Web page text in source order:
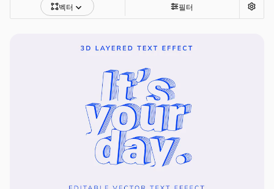
벡터 필터